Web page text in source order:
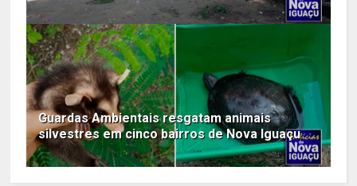
Guardas Ambientais resgatam animais
silvestres em cinco bairros de Nova Iguaçu